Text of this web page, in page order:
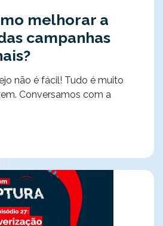
melhorar a
campanhas
não é fácil! Tudo é muito
Conversamos com a